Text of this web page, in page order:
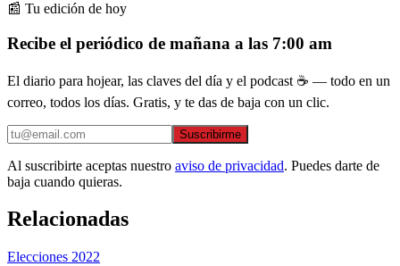
📰 Tu edición de hoy
Recibe el periódico de mañana a las 7:00 am
El diario para hojear, las claves del día y el podcast ☕ — todo en un
correo, todos los días. Gratis, y te das de baja con un clic.
Suscribirme
Al suscribirte aceptas nuestro aviso de privacidad. Puedes darte de
baja cuando quieras.
Relacionadas
Elecciones 2022